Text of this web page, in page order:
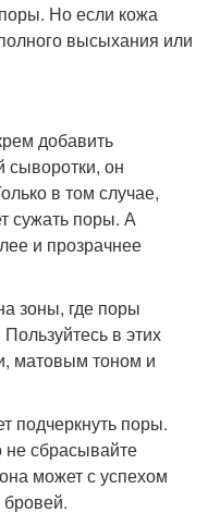
Но если кожа
высыхания или
добавить
сыворотки, он
в том случае,
сужать поры. А
и прозрачнее
зоны, где поры
в этих
матовым тоном и
подчеркнуть поры.
сбрасывайте
может с успехом